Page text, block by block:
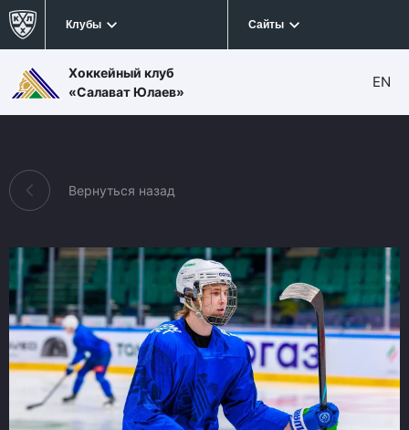
Клубы Сайты
Хоккейный клуб
«Салават Юлаев»
EN
Вернуться назад